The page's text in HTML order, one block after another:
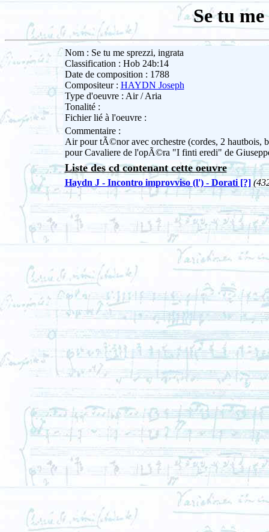
Se tu
Nom : Se tu me sprezzi, ingrata
Classification : Hob 24b:14
Date de composition : 1788
Compositeur : HAYDN Joseph
Type d'oeuvre : Air / Aria
Tonalité :
Fichier lié à l'oeuvre :
Commentaire :
Air pour tÃ©nor avec orchestre (cordes, 2 hautbois,
pour Cavaliere de l'opÃ©ra "I finti eredi" de
Liste des cd contenant cette oeuvre
Haydn J - Incontro improvviso (l') - Dorati [?]